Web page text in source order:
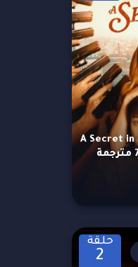
مسلسل سر في براغ A Secret in
حلقة
2